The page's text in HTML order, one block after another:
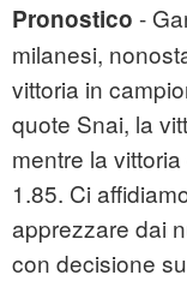
Pronostico -
milanesi,
vittoria in
quote Snai, la
mentre la
1.85. Ci
apprezzare dai
con decisione